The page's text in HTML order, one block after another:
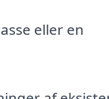
eller en